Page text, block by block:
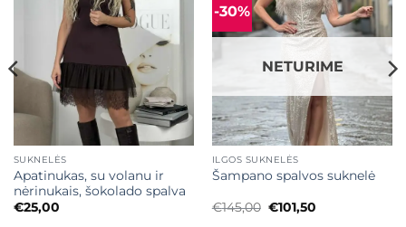
Mėgstamiausias
SUKNELĖS
Apatinukas, su volanu ir
nėrinukais, šokolado spalva
€25,00
-30% Mėgstamiausias
NETURIME
ILGOS SUKNELĖS
Šampano spalvos suknelė
€145,00 Original
price
€101,50Current